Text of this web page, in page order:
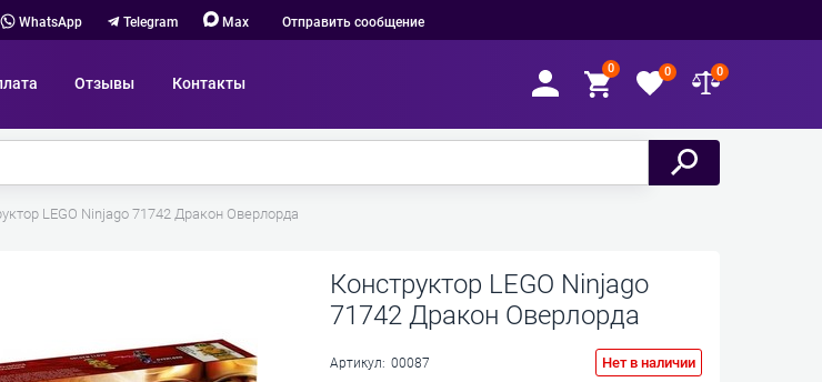
WhatsApp Telegram Max Отправить сообщение
Отзывы Контакты
0 0 0
LEGO Ninjago 71742 Дракон Оверлорда
Конструктор LEGO Ninjago
71742 Дракон Оверлорда
Артикул: 00087 Нет в наличии